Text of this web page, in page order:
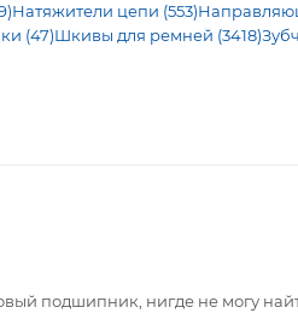
Натяжители цепи (553)
(47)Шкивы для ремней (3418)
подшипник, нигде не могу